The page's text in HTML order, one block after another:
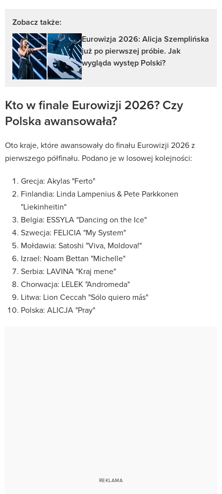
Zobacz także:
Eurowizja 2026: Alicja Szemplińska
już po pierwszej próbie. Jak
wygląda występ Polski?
Kto w finale Eurowizji 2026? Czy
Polska awansowała?
Oto kraje, które awansowały do finału Eurowizji 2026 z
pierwszego półfinału. Podano je w losowej kolejności:
Grecja: Akylas "Ferto"
Finlandia: Linda Lampenius & Pete Parkkonen
"Liekinheitin"
Belgia: ESSYLA "Dancing on the Ice"
Szwecja: FELICIA "My System"
Mołdawia: Satoshi "Viva, Moldova!"
Izrael: Noam Bettan "Michelle"
Serbia: LAVINA "Kraj mene"
Chorwacja: LELEK "Andromeda"
Litwa: Lion Ceccah "Sólo quiero más"
Polska: ALICJA "Pray"